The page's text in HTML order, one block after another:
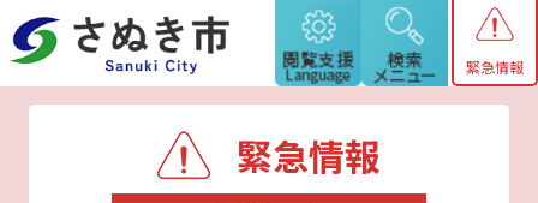
緊急情報
緊急情報